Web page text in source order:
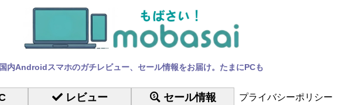
内Androidスマホのガチレビュー、セール情報をお届け。たまにPCも
レビュー セール情報 プライバシーポリシー